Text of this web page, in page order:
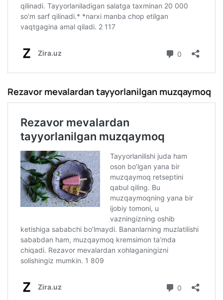
Rezavor mevalardan tayyorlanilgan muzqaymoq